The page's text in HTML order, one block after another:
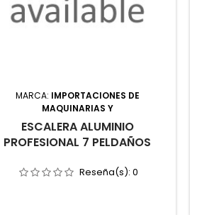
MARCA: IMPORTACIONES DE
MAQUINARIAS Y
ESCALERA ALUMINIO
PROFESIONAL 7 PELDAÑOS
Reseña(s):0